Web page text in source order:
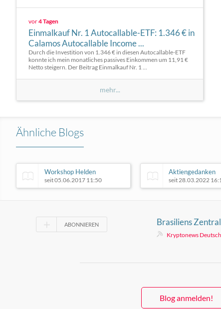
vor4 Tagen
Einmalkauf Nr. 1 Autocallable-ETF: 1.346 € in
Calamos Autocallable Income ...
Durch die Investition von 1.346 € in diesen Autocallable-ETF
konnte ich mein monatliches passives Einkommen um 11,91 €
Netto steigern. Der Beitrag Einmalkauf Nr. 1 ...
mehr...
Ähnliche Blogs
Workshop Helden
seit 05.06.2017 11:50
Aktiengedanken
seit 28.03.2022
ABONNIEREN
Brasiliens
Verzögerung
Kryptonews
Blog anmelden!